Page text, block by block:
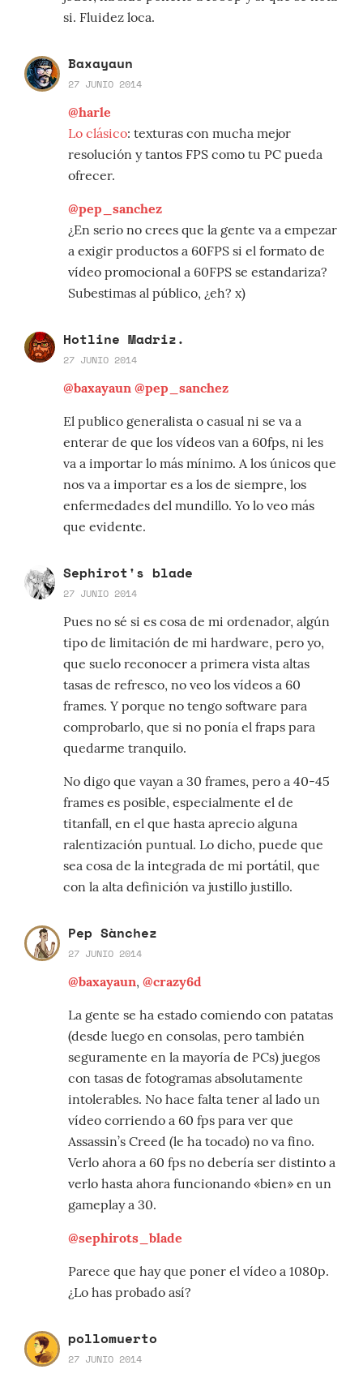
si. Fluidez loca.
Baxayaun
27 JUNIO 2014
@harle
Lo clásico: texturas con mucha mejor
resolución y tantos FPS como tu PC pueda
ofrecer.
@pep_sanchez
¿En serio no crees que la gente va a empezar
a exigir productos a 60FPS si el formato de
vídeo promocional a 60FPS se estandariza?
Subestimas al público, ¿eh? x)
Hotline Madriz.
27 JUNIO 2014
@baxayaun @pep_sanchez
El publico generalista o casual ni se va a
enterar de que los vídeos van a 60fps, ni les
va a importar lo más mínimo. A los únicos que
nos va a importar es a los de siempre, los
enfermedades del mundillo. Yo lo veo más
que evidente.
Sephirot's blade
27 JUNIO 2014
Pues no sé si es cosa de mi ordenador, algún
tipo de limitación de mi hardware, pero yo,
que suelo reconocer a primera vista altas
tasas de refresco, no veo los vídeos a 60
frames. Y porque no tengo software para
comprobarlo, que si no ponía el fraps para
quedarme tranquilo.
No digo que vayan a 30 frames, pero a 40-45
frames es posible, especialmente el de
titanfall, en el que hasta aprecio alguna
ralentización puntual. Lo dicho, puede que
sea cosa de la integrada de mi portátil, que
con la alta definición va justillo justillo.
Pep Sànchez
27 JUNIO 2014
@baxayaun, @crazy6d
La gente se ha estado comiendo con patatas
(desde luego en consolas, pero también
seguramente en la mayoría de PCs) juegos
con tasas de fotogramas absolutamente
intolerables. No hace falta tener al lado un
vídeo corriendo a 60 fps para ver que
Assassin’s Creed (le ha tocado) no va fino.
Verlo ahora a 60 fps no debería ser distinto a
verlo hasta ahora funcionando «bien» en un
gameplay a 30.
@sephirots_blade
Parece que hay que poner el vídeo a 1080p.
¿Lo has probado así?
pollomuerto
27 JUNIO 2014